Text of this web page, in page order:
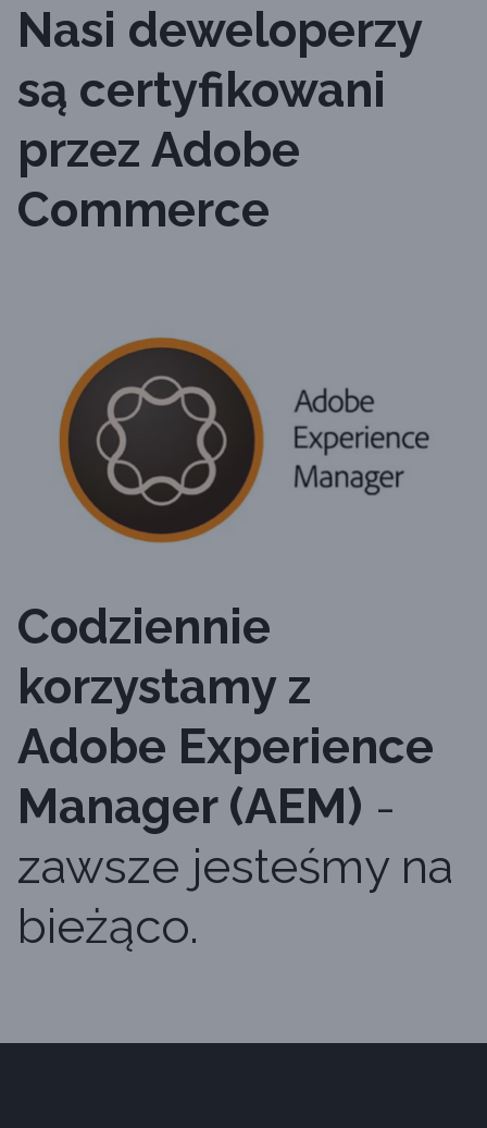
Nasi deweloperzy
są certyfikowani
przez Adobe
Commerce
Codziennie
korzystamy z
Adobe Experience
Manager (AEM) -
zawsze jesteśmy na
bieżąco.